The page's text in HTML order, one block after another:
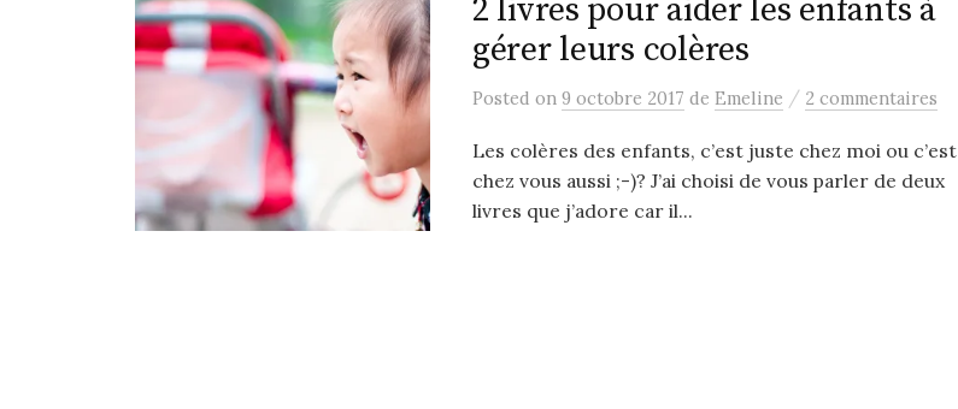
2 livres pour aider les enfants à
gérer leurs colères
Posted on 9 octobre 2017 de Emeline / 2 commentaires
Les colères des enfants, c’est juste chez moi ou c’est
chez vous aussi ;-)? J’ai choisi de vous parler de deux
livres que j’adore car il...